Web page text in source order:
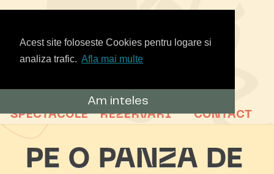
Acest site foloseste Cookies pentru logare si
analiza trafic. Afla mai multe
Am inteles
SPECTACOLE REZERVARI CONTACT
PE O PANZA DE